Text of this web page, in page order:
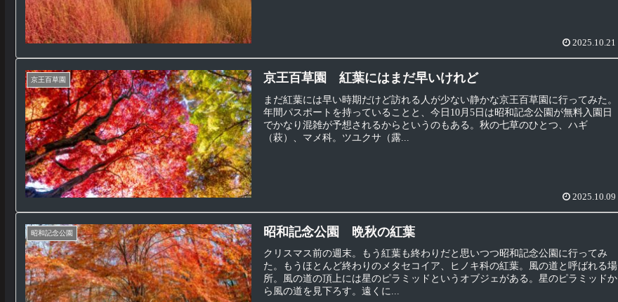
2025.10.21
京王百草園 京王百草園 紅葉にはまだ早いけれど
まだ紅葉には早い時期だけど訪れる人が少ない静かな京王百草園に行ってみた。
年間パスポートを持っていることと、今日10月5日は昭和記念公園が無料入園日
でかなり混雑が予想されるからというのもある。秋の七草のひとつ、ハギ
（萩）、マメ科。ツユクサ（露...
2025.10.09
昭和記念公園 昭和記念公園 晩秋の紅葉
クリスマス前の週末。もう紅葉も終わりだと思いつつ昭和記念公園に行ってみ
た。もうほとんど終わりのメタセコイア、ヒノキ科の紅葉。風の道と呼ばれる場
所。風の道の頂上には星のピラミッドというオブジェがある。星のピラミッドか
ら風の道を見下ろす。遠くに...